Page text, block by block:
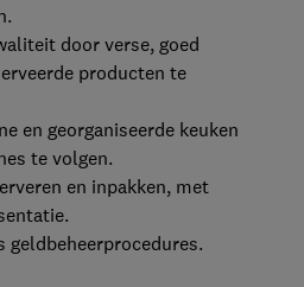
door verse, goed
producten te
en georganiseerde keuken
te volgen.
en inpakken, met
geldbeheerprocedures.